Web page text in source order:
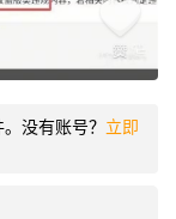
没有账号？ 立即